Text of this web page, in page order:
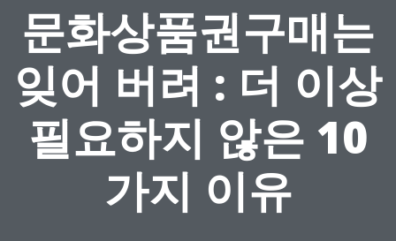
문화상품권구매는
잊어 버려 : 더 이상
필요하지 않은 10
가지 이유